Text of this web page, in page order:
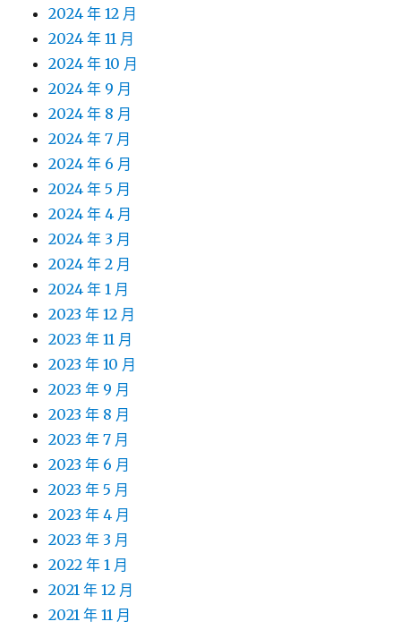
2024 年 12 月
2024 年 11 月
2024 年 10 月
2024 年 9 月
2024 年 8 月
2024 年 7 月
2024 年 6 月
2024 年 5 月
2024 年 4 月
2024 年 3 月
2024 年 2 月
2024 年 1 月
2023 年 12 月
2023 年 11 月
2023 年 10 月
2023 年 9 月
2023 年 8 月
2023 年 7 月
2023 年 6 月
2023 年 5 月
2023 年 4 月
2023 年 3 月
2022 年 1 月
2021 年 12 月
2021 年 11 月